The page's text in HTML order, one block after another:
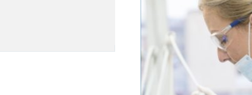
løsning og en dyr
langtidsskade. I Viborg
og omegn findes der
mange fagfolk, men
hvordan sikrer du dig, at